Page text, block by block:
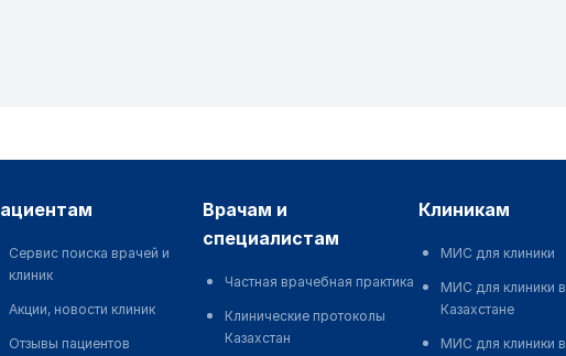
пациентам
Сервис поиска врачей и
клиник
Акции, новости клиник
Отзывы пациентов
врачам и
специалистам
Частная врачебная практика
Клинические протоколы
Казахстан
клиникам
МИС для клиники
МИС для клиники в
Казахстане
МИС для клиники в